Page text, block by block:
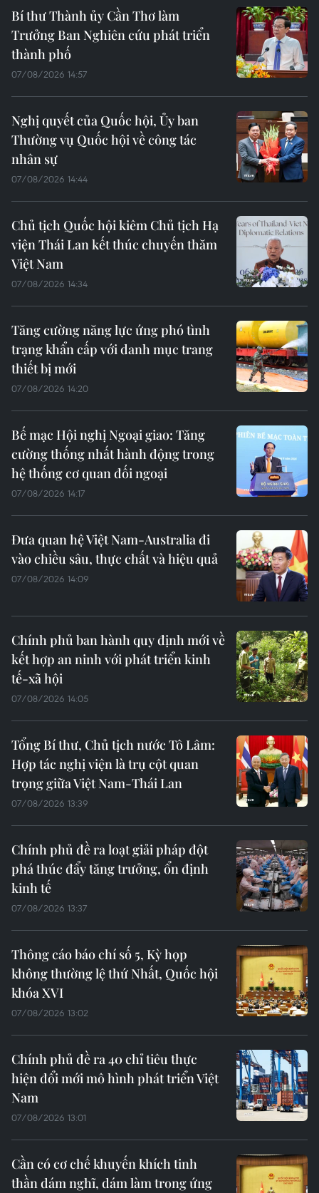
Bí thư Thành ủy Cần Thơ làm
Trưởng Ban Nghiên cứu phát triển
thành phố
07/08/2026 14:57
Nghị quyết của Quốc hội, Ủy ban
Thường vụ Quốc hội về công tác
nhân sự
07/08/2026 14:44
Chủ tịch Quốc hội kiêm Chủ tịch Hạ
viện Thái Lan kết thúc chuyến thăm
Việt Nam
07/08/2026 14:34
Tăng cường năng lực ứng phó tình
trạng khẩn cấp với danh mục trang
thiết bị mới
07/08/2026 14:20
Bế mạc Hội nghị Ngoại giao: Tăng
cường thống nhất hành động trong
hệ thống cơ quan đối ngoại
07/08/2026 14:17
Đưa quan hệ Việt Nam-Australia đi
vào chiều sâu, thực chất và hiệu quả
07/08/2026 14:09
Chính phủ ban hành quy định mới về
kết hợp an ninh với phát triển kinh
tế-xã hội
07/08/2026 14:05
Tổng Bí thư, Chủ tịch nước Tô Lâm:
Hợp tác nghị viện là trụ cột quan
trọng giữa Việt Nam-Thái Lan
07/08/2026 13:39
Chính phủ đề ra loạt giải pháp đột
phá thúc đẩy tăng trưởng, ổn định
kinh tế
07/08/2026 13:37
Thông cáo báo chí số 5, Kỳ họp
không thường lệ thứ Nhất, Quốc hội
khóa XVI
07/08/2026 13:02
Chính phủ đề ra 40 chỉ tiêu thực
hiện đổi mới mô hình phát triển Việt
Nam
07/08/2026 13:01
Cần có cơ chế khuyến khích tinh
thần dám nghĩ, dám làm trong ứng